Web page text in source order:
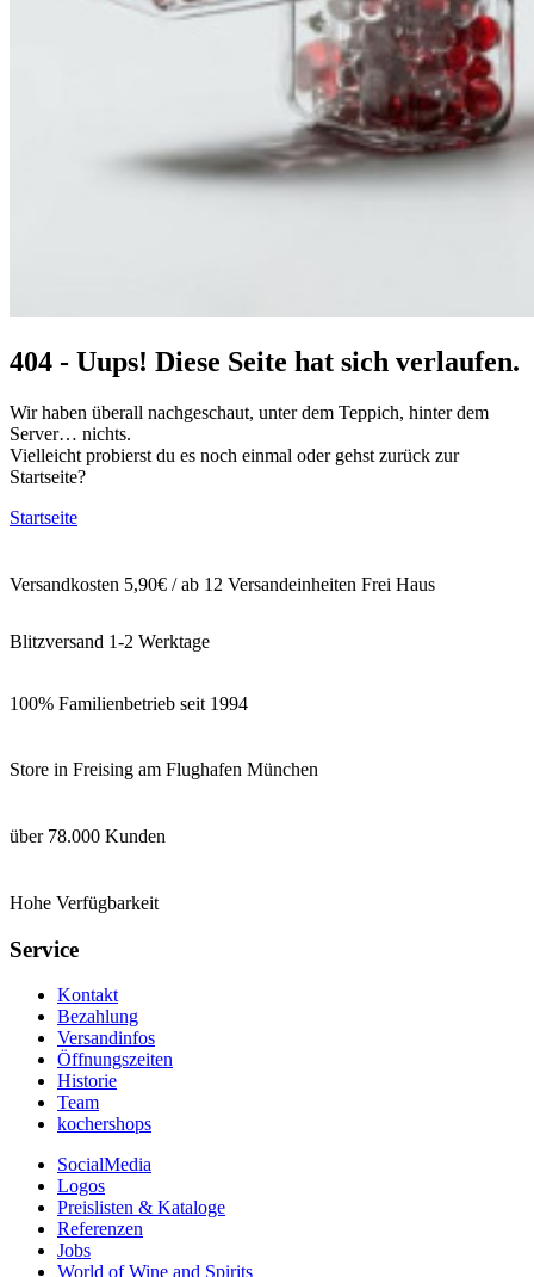
404 - Uups! Diese Seite hat sich verlaufen.
Wir haben überall nachgeschaut, unter dem Teppich, hinter dem
Server… nichts.
Vielleicht probierst du es noch einmal oder gehst zurück zur
Startseite?
Startseite
Versandkosten 5,90€ / ab 12 Versandeinheiten Frei Haus
Blitzversand 1-2 Werktage
100% Familienbetrieb seit 1994
Store in Freising am Flughafen München
über 78.000 Kunden
Hohe Verfügbarkeit
Service
Kontakt
Bezahlung
Versandinfos
Öffnungszeiten
Historie
Team
kochershops
SocialMedia
Logos
Preislisten & Kataloge
Referenzen
Jobs
World of Wine and Spirits